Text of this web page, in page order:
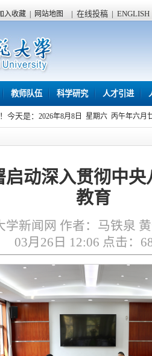
入收藏 网站地图 | 在线投稿 | ENGLISH
教师队伍 科学研究 人才引进
今天是： 2026年8月8日 星期六 丙午年六月
启动深入贯彻中
教育
学新闻网 作者：马铁泉
03月26日 12:06 点击：